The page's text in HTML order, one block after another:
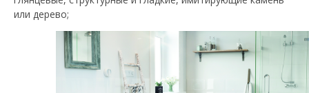
или дерево;